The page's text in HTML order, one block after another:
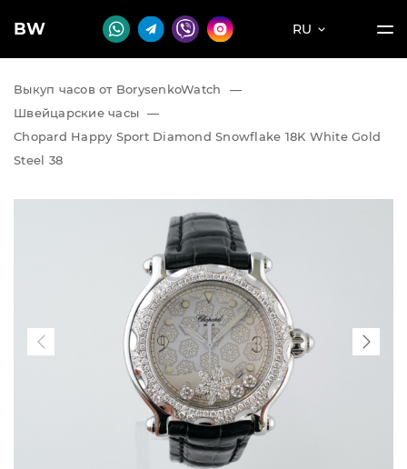
BW RU
Выкуп часов от BorysenkoWatch
—
Швейцарские часы —
Chopard Happy Sport Diamond Snowflake 18K White Gold
Steel 38